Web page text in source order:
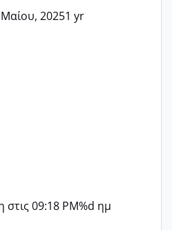
20251 yr
στις 09:18 PM%d ημ